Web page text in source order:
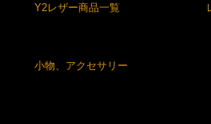
Y2レザー商品一覧
小物、アクセサリー